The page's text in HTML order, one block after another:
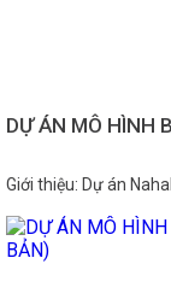
DỰ ÁN MÔ HÌNH
Giới thiệu: Dự án